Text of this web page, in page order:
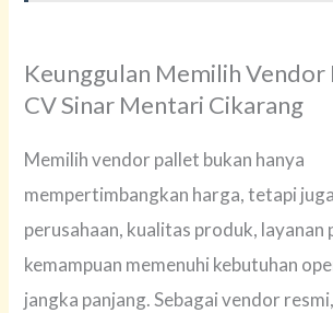
Keunggulan Memilih Vendor
CV Sinar Mentari Cikarang
Memilih vendor pallet bukan hanya
mempertimbangkan harga, tetapi
perusahaan, kualitas produk, layanan
kemampuan memenuhi kebutuhan
jangka panjang. Sebagai vendor resmi,